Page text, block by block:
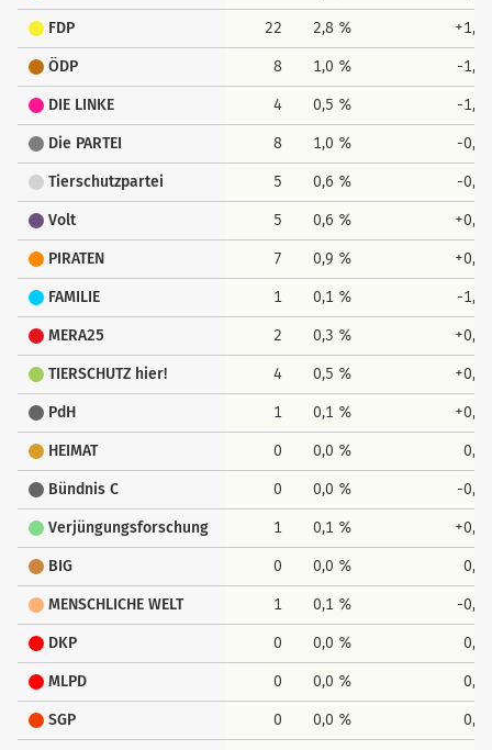
FDP 22 2,8 % +1,0
ÖDP 8 1,0 % -1,4
DIE LINKE 4 0,5 % -1,9
Die PARTEI 8 1,0 % -0,5
Tierschutzpartei 5 0,6 % -0,1
Volt 5 0,6 % +0,5
PIRATEN 7 0,9 % +0,4
FAMILIE 1 0,1 % -1,1
MERA25 2 0,3 % +0,3
TIERSCHUTZ hier! 4 0,5 % +0,5
PdH 1 0,1 % +0,1
HEIMAT 0 0,0 % 0,0
Bündnis C 0 0,0 % -0,1
Verjüngungsforschung 1 0,1 % +0,1
BIG 0 0,0 % 0,0
MENSCHLICHE WELT 1 0,1 % -0,2
DKP 0 0,0 % 0,0
MLPD 0 0,0 % 0,0
SGP 0 0,0 % 0,0